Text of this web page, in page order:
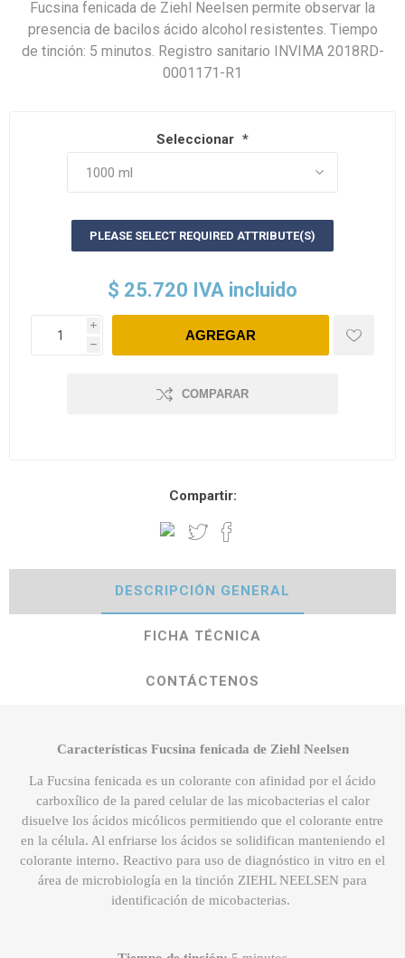
Fucsina fenicada de Ziehl Neelsen permite observar la
presencia de bacilos ácido alcohol resistentes. Tiempo
de tinción: 5 minutos. Registro sanitario INVIMA 2018RD-
0001171-R1
Seleccionar *
PLEASE SELECT REQUIRED ATTRIBUTE(S)
$ 25.720 IVA incluido
i
h
COMPARAR
Compartir:
DESCRIPCIÓN GENERAL
FICHA TÉCNICA
CONTÁCTENOS
Características Fucsina fenicada de Ziehl Neelsen
La Fucsina fenicada es un colorante con afinidad por el ácido
carboxílico de la pared celular de las micobacterias el calor
disuelve los ácidos micólicos permitiendo que el colorante entre
en la célula. Al enfriarse los ácidos se solidifican manteniendo el
colorante interno. Reactivo para uso de diagnóstico in vitro en el
área de microbiología en la tinción ZIEHL NEELSEN para
identificación de micobacterias.